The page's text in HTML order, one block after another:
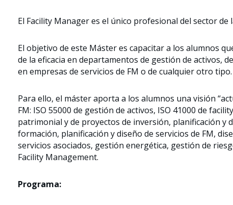
El Facility Manager es el único profesional del sector de
El objetivo de este Máster es capacitar a los alumnos
de la eficacia en departamentos de gestión de activos,
en empresas de servicios de FM o de cualquier otro tipo.
Para ello, el máster aporta a los alumnos una visión
FM: ISO 55000 de gestión de activos, ISO 41000 de
patrimonial y de proyectos de inversión, planificación y
formación, planificación y diseño de servicios de FM,
servicios asociados, gestión energética, gestión de
Facility Management.
Programa: